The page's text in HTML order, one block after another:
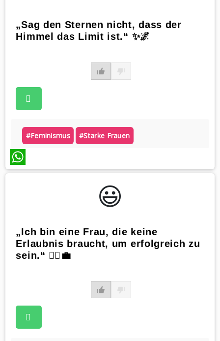
„Sag den Sternen nicht, dass der
Himmel das Limit ist.“ ✨🌌
#feminismus #starke Frauen
WhatsApp
😃️
„Ich bin eine Frau, die keine
Erlaubnis braucht, um erfolgreich zu
sein.“ 🙅‍♀️💼